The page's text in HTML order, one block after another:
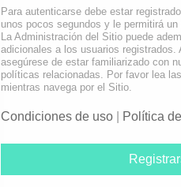
Para autenticarse debe estar
unos pocos segundos y le permitirá
La Administración del Sitio puede
adicionales a los usuarios registrados.
asegúrese de estar familiarizado con
políticas relacionadas. Por favor lea
mientras navega por el Sitio.
Condiciones de uso Política